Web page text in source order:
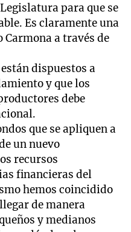
para que se
Es claramente una
a través de
dispuestos a
y que los
debe
que se apliquen a
un nuevo
recursos
financieras del
hemos coincidido
de manera
y medianos